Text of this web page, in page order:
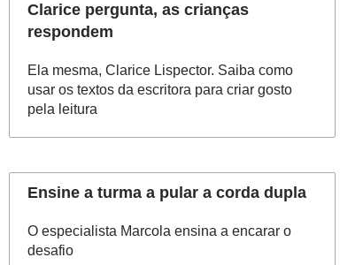
Clarice pergunta, as crianças
respondem
Ela mesma, Clarice Lispector. Saiba como
usar os textos da escritora para criar gosto
pela leitura
Ensine a turma a pular a corda dupla
O especialista Marcola ensina a encarar o
desafio